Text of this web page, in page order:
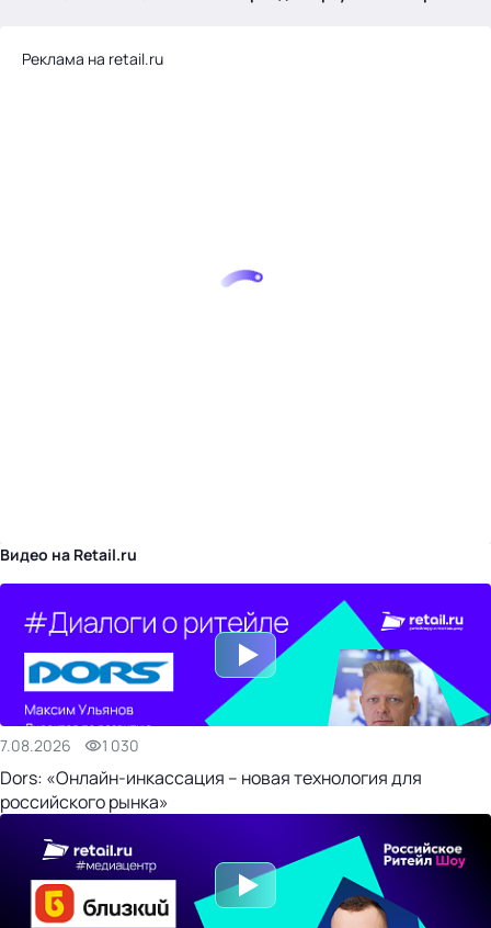
Тема месяца: Автоматизация на 1С
Реклама на retail.ru
Видео на Retail.ru
7.08.2026 1 030
Dors: «Онлайн-инкассация – новая технология для
российского рынка»